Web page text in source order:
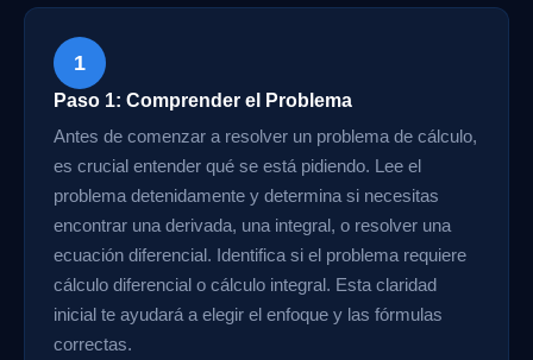
1
Paso 1: Comprender el Problema
Antes de comenzar a resolver un problema de cálculo,
es crucial entender qué se está pidiendo. Lee el
problema detenidamente y determina si necesitas
encontrar una derivada, una integral, o resolver una
ecuación diferencial. Identifica si el problema requiere
cálculo diferencial o cálculo integral. Esta claridad
inicial te ayudará a elegir el enfoque y las fórmulas
correctas.